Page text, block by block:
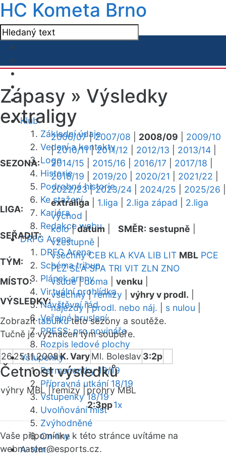
HC Kometa Brno
Klub
Základní údaje
Vedení a kontakty
Logo
Historie
Podrobná historie
Ke stažení
Kariéra
Redakce webu
DRFG Arena
DRFG Arena
Schéma tribun
Plánek areny
Virtuální prohlídka
Návštěvní řád
Veřejné bruslení
PRESS: pro novináře
Rozpis ledové plochy
Vstupenky
Permanentky 18/19
Přípravná utkání 18/19
Vstupenky 18/19
Uvolňování míst
Zvýhodněné
On-line
A-tým
Zápasy » Výsledky
extraligy
SEZONA:
2006/07|2007/08 2008/09
2009/10
|2010/11|2011/12 2012/13 2013/14
2014/15
2015/16 2016/17 2017/18
2018/19
2019/20 2020/21 2021/22
2022/23|2023/24 2024/25 2025/26
LIGA:
extraliga 1.liga 2.liga západ
2.liga
východ
SEŘADIT:
kolo|datum SMĚR: sestupně
vzestupně
TÝM:
všechny CEB KLA KVA LIB LIT MBL PCE
PLZ SLA SPA TRI VIT ZLN ZNO
MÍSTO:
všude|doma venku
VÝSLEDKY:
všechny|remízy výhry v prodl.
nájezdy|prodl. nebo náj. s nulou
Zobrazittabulkutéto sezóny a soutěže.
Tučně je vyznačen tým soupeře.
2625.11.2008K. VaryMl. Boleslav 3:2p
Četnost výsledků
výhry MBL |remízy |prohry MBL
2:3pp1x
Vaše připomínky k této stránce uvítáme na
webmaster@esports.cz.